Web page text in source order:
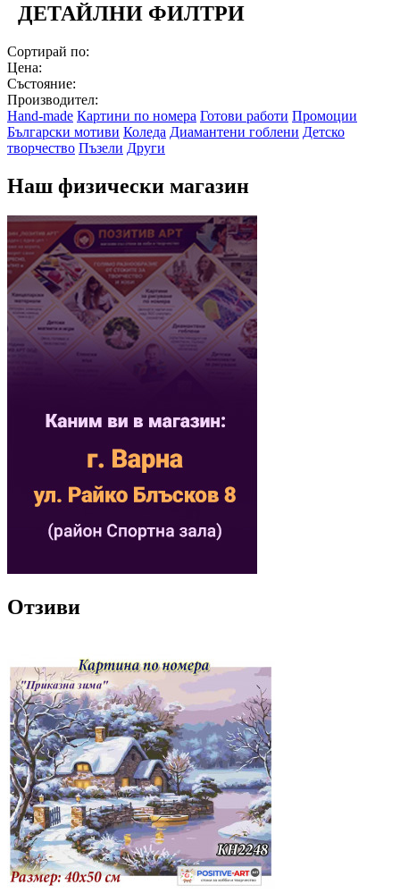
ДЕТАЙЛНИ ФИЛТРИ
Сортирай по:
Цена:
Състояние:
Производител:
Hand-made Картини по номера Готови работи Промоции
Български мотиви Коледа Диамантени гоблени Детско
творчество Пъзели Други
Наш физически магазин
Отзиви